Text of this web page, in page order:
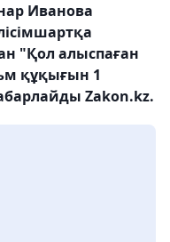
Иванова
"Қол алыспаған
құқығын 1
Zakon.kz.